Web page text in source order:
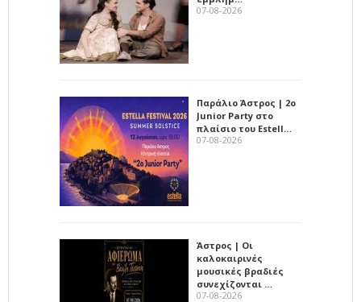
07-08-2026
Παράλιο Άστρος | 2ο
Junior Party στο
πλαίσιο του Estell…
07-08-2026
Άστρος | Οι
καλοκαιρινές
μουσικές βραδιές
συνεχίζονται …
07-08-2026